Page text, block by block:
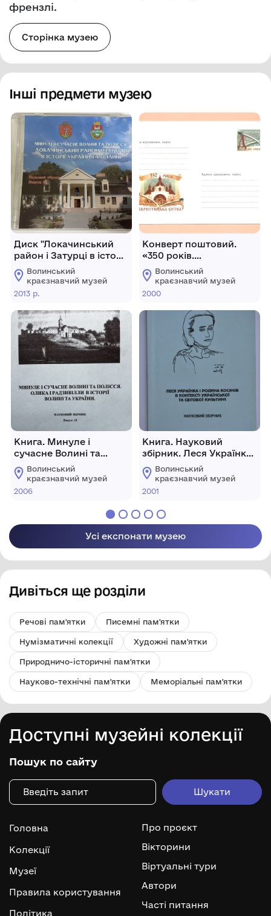
френзлі.
Сторінка музею
Інші предмети музею
Диск "Локачинський
район і Затурці в історії
України та Волині"
Волинський
краєзнавчий музей
2013 р.
Книга. Минуле і
сучасне Волині та
Полісся. Олика і
Радзивілли в історії
Волині та України
Волинський
краєзнавчий музей
2006
Конверт поштовий.
«350 років.
Берестецька битва»
Волинський
краєзнавчий музей
2000
Книга. Науковий
збірник. Леся Українка і
родина Косачів в
контексті української
та світової культури
Волинський
краєзнавчий музей
2001
Усі експонати музею
Дивіться ще розділи
Речові пам'ятки Писемні пам'ятки
Нумізматичні колекції Художні пам'ятки
Природничо-історичні пам'ятки
Науково-технічні пам'ятки Меморіальні пам'ятки
Доступні музейні колекції
Пошук по сайту
Головна
Колекції
Музеї
Правила користування
Політика
Про проєкт
Вікторини
Віртуальні тури
Автори
Часті питання